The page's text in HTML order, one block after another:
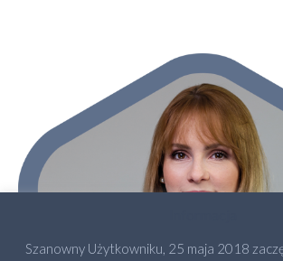
Szanowny Użytkowniku, 25 maja 2018